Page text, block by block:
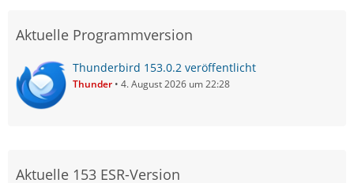
Aktuelle Programmversion
Thunderbird 153.0.2 veröffentlicht
Thunder 4. August 2026 um 22:28
Aktuelle 153 ESR-Version